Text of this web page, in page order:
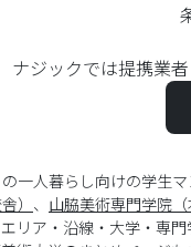
ナジックでは提携業
一人暮らし向けの学生
） 、 山脇美術専門学院（
リア・沿線・大学・専